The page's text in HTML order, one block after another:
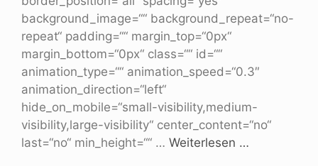
background_image=““ background_repeat=“no-
repeat“ padding=““ margin_top=“0px“
margin_bottom=“0px“ class=““ id=““
animation_type=““ animation_speed=“0.3″
animation_direction=“left“
hide_on_mobile=“small-visibility,medium-
visibility,large-visibility“ center_content=“no“
last=“no“ min_height=““ … Weiterlesen …